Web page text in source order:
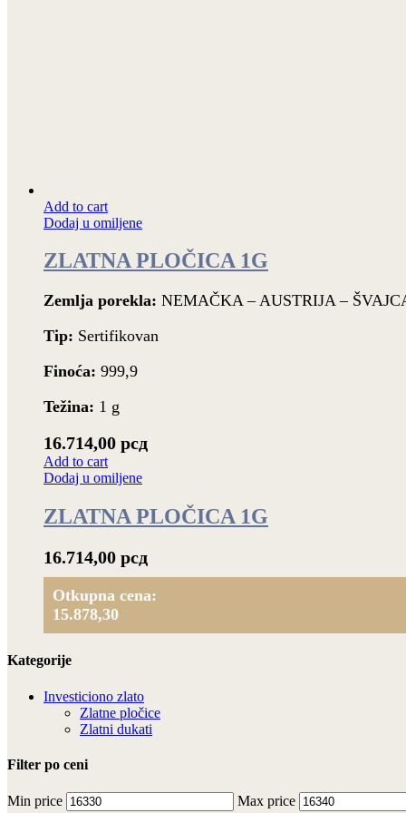
Add to cart
Dodaj u omiljene
ZLATNA PLOČICA 1G
Zemlja porekla: NEMAČKA – AUSTRIJA –
Tip: Sertifikovan
Finoća: 999,9
Težina: 1 g
16.714,00 рсд
Add to cart
Dodaj u omiljene
ZLATNA PLOČICA 1G
16.714,00 рсд
Otkupna cena:
15.878,30
Kategorije
Investiciono zlato
Zlatne pločice
Zlatni dukati
Filter po ceni
Min price Max price